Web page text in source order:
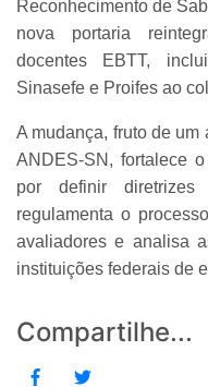
Reconhecimento de
nova portaria
docentes EBTT,
Sinasefe e Proifes ao
A mudança, fruto de
ANDES-SN, fortalece
por definir
regulamenta o
avaliadores e analisa
instituições federais de
Compartilhe...